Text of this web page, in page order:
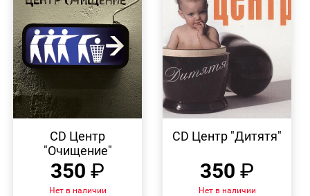
ПРОСМОТР
CD Центр
"Очищение"
350 ₽
Нет в наличии
ПРОСМОТР
CD Центр "Дитятя"
350 ₽
Нет в наличии